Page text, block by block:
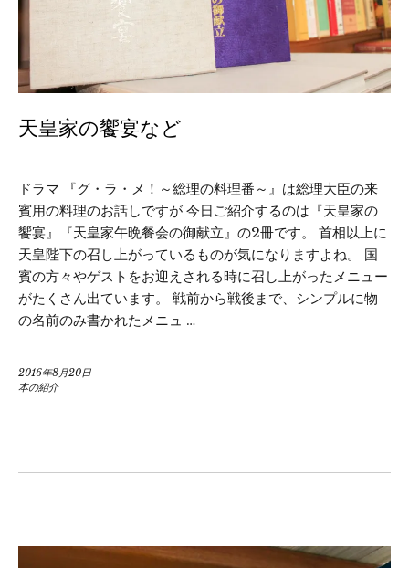
天皇家の饗宴など
ドラマ 『グ・ラ・メ！～総理の料理番～』は総理大臣の来
賓用の料理のお話しですが 今日ご紹介するのは『天皇家の
饗宴』『天皇家午晩餐会の御献立』の2冊です。 首相以上に
天皇陛下の召し上がっているものが気になりますよね。 国
賓の方々やゲストをお迎えされる時に召し上がったメニュー
がたくさん出ています。 戦前から戦後まで、シンプルに物
の名前のみ書かれたメニュ …
2016年8月20日
本の紹介